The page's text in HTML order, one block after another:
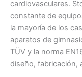
cardiovasculares.
constante de
la mayoría de los
aparatos de
TÜV y la norma
diseño, fabricación,